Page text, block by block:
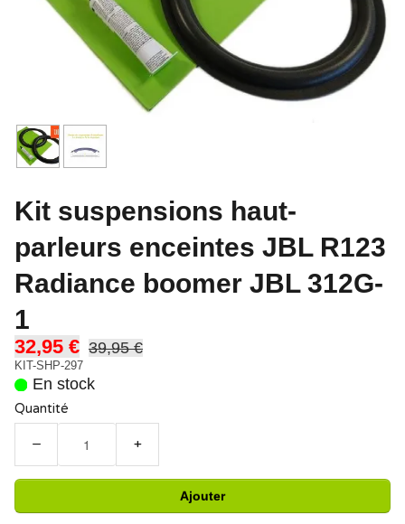
Kit suspensions haut-
parleurs enceintes JBL R123
Radiance boomer JBL 312G-
1
32,95 € 39,95 €
KIT-SHP-297
En stock
Quantité
− +
Ajouter